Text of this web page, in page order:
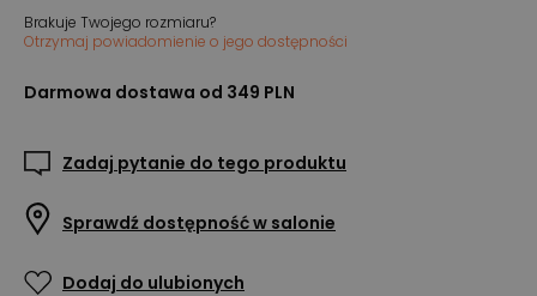
Brakuje Twojego rozmiaru?
Otrzymaj powiadomienie o jego dostępności
Darmowa dostawa od 349 PLN
Zadaj pytanie do tego produktu
Sprawdź dostępność w salonie
Dodaj do ulubionych